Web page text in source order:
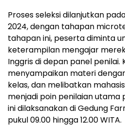
Proses seleksi dilanjutkan
2024, dengan tahapan
tahapan ini, peserta diminta
keterampilan mengajar
Inggris di depan panel
menyampaikan materi
kelas, dan melibatkan
menjadi poin penilaian utama
ini dilaksanakan di Gedung
pukul 09.00 hingga 12.00 WITA.